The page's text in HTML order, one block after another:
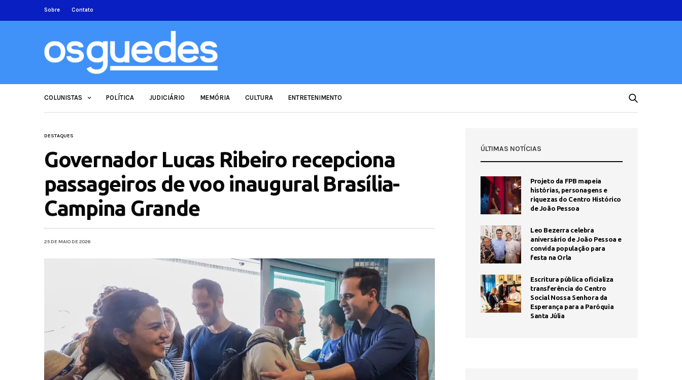
Sobre Contato
COLUNISTAS POLÍTICA JUDICIÁRIO MEMÓRIA CULTURA ENTRETENIMENTO
DESTAQUES
Governador Lucas Ribeiro recepciona
passageiros de voo inaugural Brasília-
Campina Grande
25 DE MAIO DE 2026
ÚLTIMAS NOTÍCIAS
Projeto da FPB mapeia
histórias, personagens e
riquezas do Centro Histórico
de João Pessoa
Leo Bezerra celebra
aniversário de João Pessoa e
convida população para
festa na Orla
Escritura pública oficializa
transferência do Centro
Social Nossa Senhora da
Esperança para a Paróquia
Santa Júlia